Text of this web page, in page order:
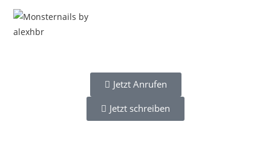
Jetzt Anrufen
Jetzt schreiben